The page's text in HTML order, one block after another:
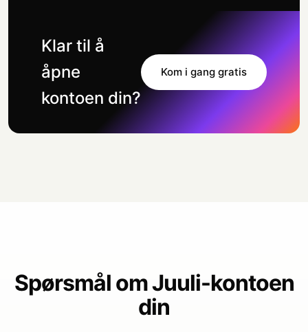
Klar til å
åpne
kontoen din?
Kom i gang gratis
Spørsmål om Juuli-kontoen
din